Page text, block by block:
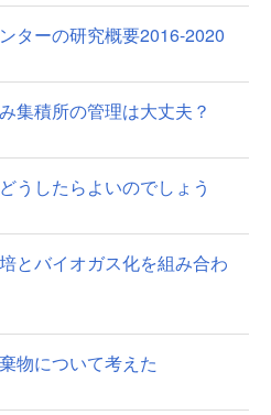
ターの研究概要2016-2020
集積所の管理は大丈夫？
うしたらよいのでしょう
とバイオガス化を組み合わ
物について考えた